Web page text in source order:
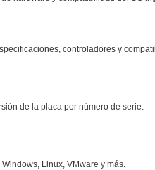
controladores y
de la placa por número de serie.
Linux, VMware y más.